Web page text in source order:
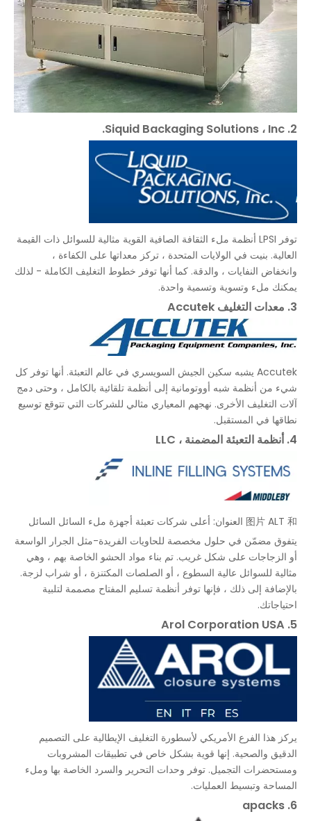
2. Siquid Backaging Solutions ، Inc.
توفر LPSI أنظمة ملء الثقافة الصافية القوية مثالية للسوائل ذات القيمة
العالية. بنيت في الولايات المتحدة ، تركز معداتها على الكفاءة ،
وانخفاض النفايات ، والدقة. كما أنها توفر خطوط التغليف الكاملة - لذلك
يمكنك ملء وتسوية وتسمية واحدة.
3. معدات التغليف Accutek
Accutek يشبه سكين الجيش السويسري في عالم التعبئة. أنها توفر كل
شيء من أنظمة شبه أووتومانية إلى أنظمة تلقائية بالكامل ، وحتى دمج
آلات التغليف الأخرى. نهجهم المعياري مثالي للشركات التي تتوقع توسيع
نطاقها في المستقبل.
4. أنظمة التعبئة المضمنة ، LLC
图片 ALT 和 العنوان: أعلى شركات تعبئة أجهزة ملء السائل السائل
يتفوق مضمّن في حلول مخصصة للحاويات الفريدة-مثل الجرار الواسعة
أو الزجاجات على شكل غريب. تم بناء مواد الحشو الخاصة بهم ، وهي
مثالية للسوائل عالية السطوع ، أو الصلصات المكتنزة ، أو شراب لزجة.
بالإضافة إلى ذلك ، فإنها توفر أنظمة تسليم المفتاح مصممة لتلبية
احتياجاتك.
5. Arol Corporation USA
يركز هذا الفرع الأمريكي لأسطورة التغليف الإيطالية على التصميم
الدقيق والصحية. إنها قوية بشكل خاص في تطبيقات المشروبات
ومستحضرات التجميل. توفر وحدات التحرير والسرد الخاصة بها وملء
المساحة وتبسيط العمليات.
6. apacks